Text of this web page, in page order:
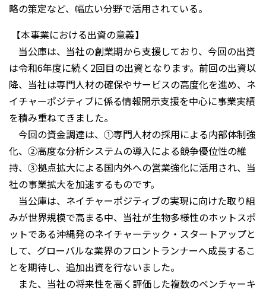
略の策定など、幅広い分野で活用されている。
【本事業における出資の意義】
当公庫は、当社の創業期から支援しており、今回の出資
は令和6年度に続く2回目の出資となります。前回の出資以
降、当社は専門人材の確保やサービスの高度化を進め、ネ
イチャーポジティブに係る情報開示支援を中心に事業実績
を積み重ねてきました。
今回の資金調達は、①専門人材の採用による内部体制強
化、②高度な分析システムの導入による競争優位性の維
持、③拠点拡大による国内外への営業強化に活用され、当
社の事業拡大を加速するものです。
当公庫は、ネイチャーポジティブの実現に向けた取り組
みが世界規模で高まる中、当社が生物多様性のホットスポ
ットである沖縄発のネイチャーテック・スタートアップと
して、グローバルな業界のフロントランナーへ成長するこ
とを期待し、追加出資を行ないました。
また、当社の将来性を高く評価した複数のベンチャーキ